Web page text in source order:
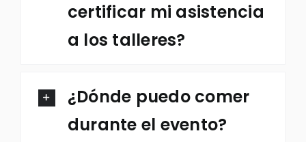
certificar mi asistencia
a los talleres?
¿Dónde puedo comer
durante el evento?